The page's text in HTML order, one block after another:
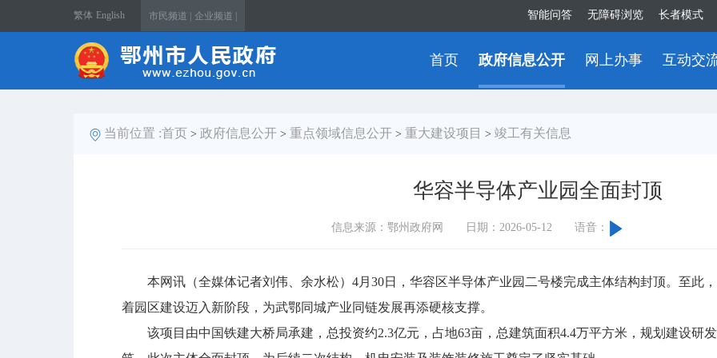
繁体 English 市民频道 | 企业频道 | 智能问答 无障碍浏览 长者模式
首页 政府信息公开 网上办事 互动交
当前位置 :首页 > 政府信息公开 > 重点领域信息公开 > 重大建设项目 > 竣工有关信息
华容半导体产业园全面封顶
信息来源：鄂州政府网 日期：2026-05-12 语音：
本网讯（全媒体记者刘伟、余水松）4月30日，华容区半导体产业园二号楼完成主体结构封顶。至此
着园区建设迈入新阶段，为武鄂同城产业同链发展再添硬核支撑。
该项目由中国铁建大桥局承建，总投资约2.3亿元，占地63亩，总建筑面积4.4万平方米，规划建设研